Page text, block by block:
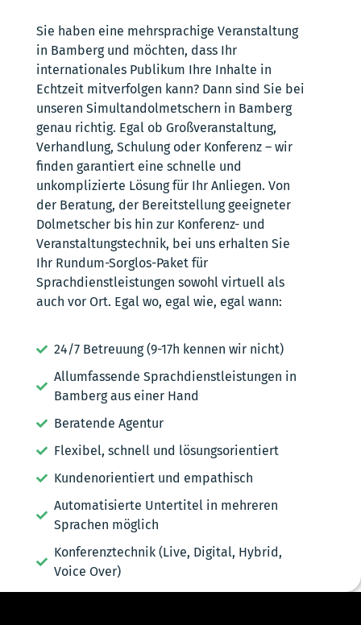
Sie haben eine mehrsprachige Veranstaltung
in Bamberg und möchten, dass Ihr
internationales Publikum Ihre Inhalte in
Echtzeit mitverfolgen kann? Dann sind Sie bei
unseren Simultandolmetschern in Bamberg
genau richtig. Egal ob Großveranstaltung,
Verhandlung, Schulung oder Konferenz – wir
finden garantiert eine schnelle und
unkomplizierte Lösung für Ihr Anliegen. Von
der Beratung, der Bereitstellung geeigneter
Dolmetscher bis hin zur Konferenz- und
Veranstaltungstechnik, bei uns erhalten Sie
Ihr Rundum-Sorglos-Paket für
Sprachdienstleistungen sowohl virtuell als
auch vor Ort. Egal wo, egal wie, egal wann:
24/7 Betreuung (9-17h kennen wir nicht)
Allumfassende Sprachdienstleistungen in
Bamberg aus einer Hand
Beratende Agentur
Flexibel, schnell und lösungsorientiert
Kundenorientiert und empathisch
Automatisierte Untertitel in mehreren
Sprachen möglich
Konferenztechnik (Live, Digital, Hybrid,
Voice Over)